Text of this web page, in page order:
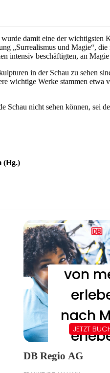
damit eine der
„Surrealismus und Magie“,
intensiv beschäftigten, an
in der Schau zu sehen
wichtige Werke stammen
Schau nicht sehen können, sei
(Hg.)